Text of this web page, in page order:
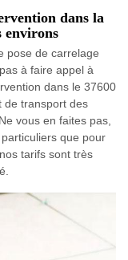
dans la
environs
pose de carrelage
à faire appel à
dans le 37600
de transport des
vous en faites pas,
que pour
tarifs sont très